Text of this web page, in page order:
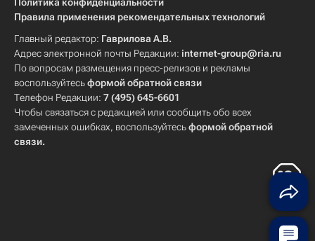
Правила применения рекомендательных технологий
Главный редактор: Гаврилова А.В.
Адрес электронной почты Редакции: internet-group@ria.ru
По вопросам размещения пресс-релизов и рекламы
воспользуйтесьформой обратной связи
Телефон Редакции: 7 (495) 645-6601
Чтобы связаться с редакцией или сообщить обо всех
замеченных ошибках, воспользуйтесьформой обратной
связи.